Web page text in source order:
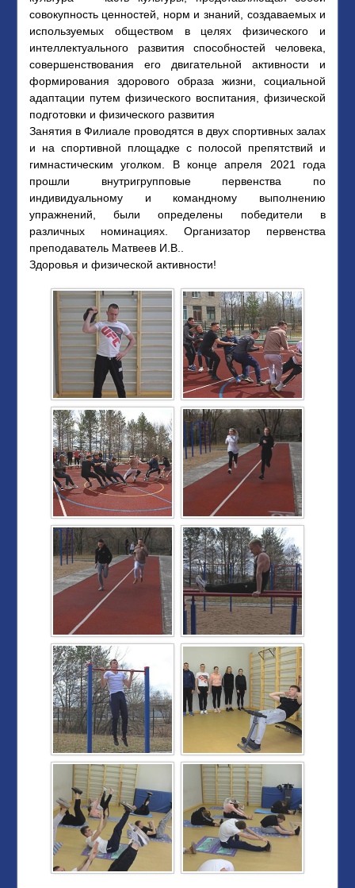
совокупность ценностей, норм и знаний, создаваемых и
используемых обществом в целях физического и
интеллектуального развития способностей человека,
совершенствования его двигательной активности и
формирования здорового образа жизни, социальной
адаптации путем физического воспитания, физической
подготовки и физического развития
Занятия в Филиале проводятся в двух спортивных залах
и на спортивной площадке с полосой препятствий и
гимнастическим уголком. В конце апреля 2021 года
прошли внутригрупповые первенства по
индивидуальному и командному выполнению
упражнений, были определены победители в
различных номинациях. Организатор первенства
преподаватель Матвеев И.В..
Здоровья и физической активности!